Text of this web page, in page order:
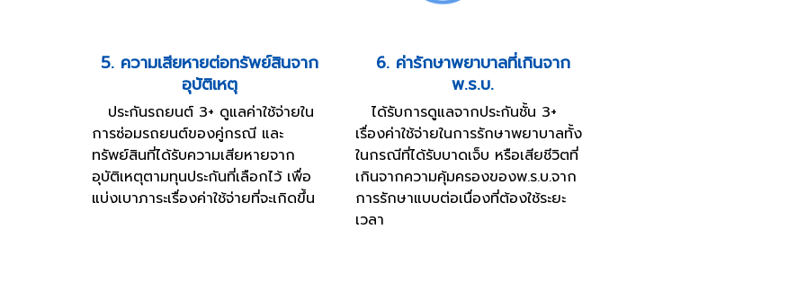
5. ความเสียหายต่อทรัพย์สินจาก
อุบัติเหตุ
ประกันรถยนต์ 3+ ดูแลค่าใช้จ่ายใน
การซ่อมรถยนต์ของคู่กรณี และ
ทรัพย์สินที่ได้รับความเสียหายจาก
อุบัติเหตุตามทุนประกันที่เลือกไว้ เพื่อ
แบ่งเบาภาระเรื่องค่าใช้จ่ายที่จะเกิดขึ้น
6. ค่ารักษาพยาบาลที่เกินจาก
พ.ร.บ.
ได้รับการดูแลจากประกันชั้น 3+
เรื่องค่าใช้จ่ายในการรักษาพยาบาลทั้ง
ในกรณีที่ได้รับบาดเจ็บ หรือเสียชีวิตที่
เกินจากความคุ้มครองของพ.ร.บ.จาก
การรักษาแบบต่อเนื่องที่ต้องใช้ระยะ
เวลา